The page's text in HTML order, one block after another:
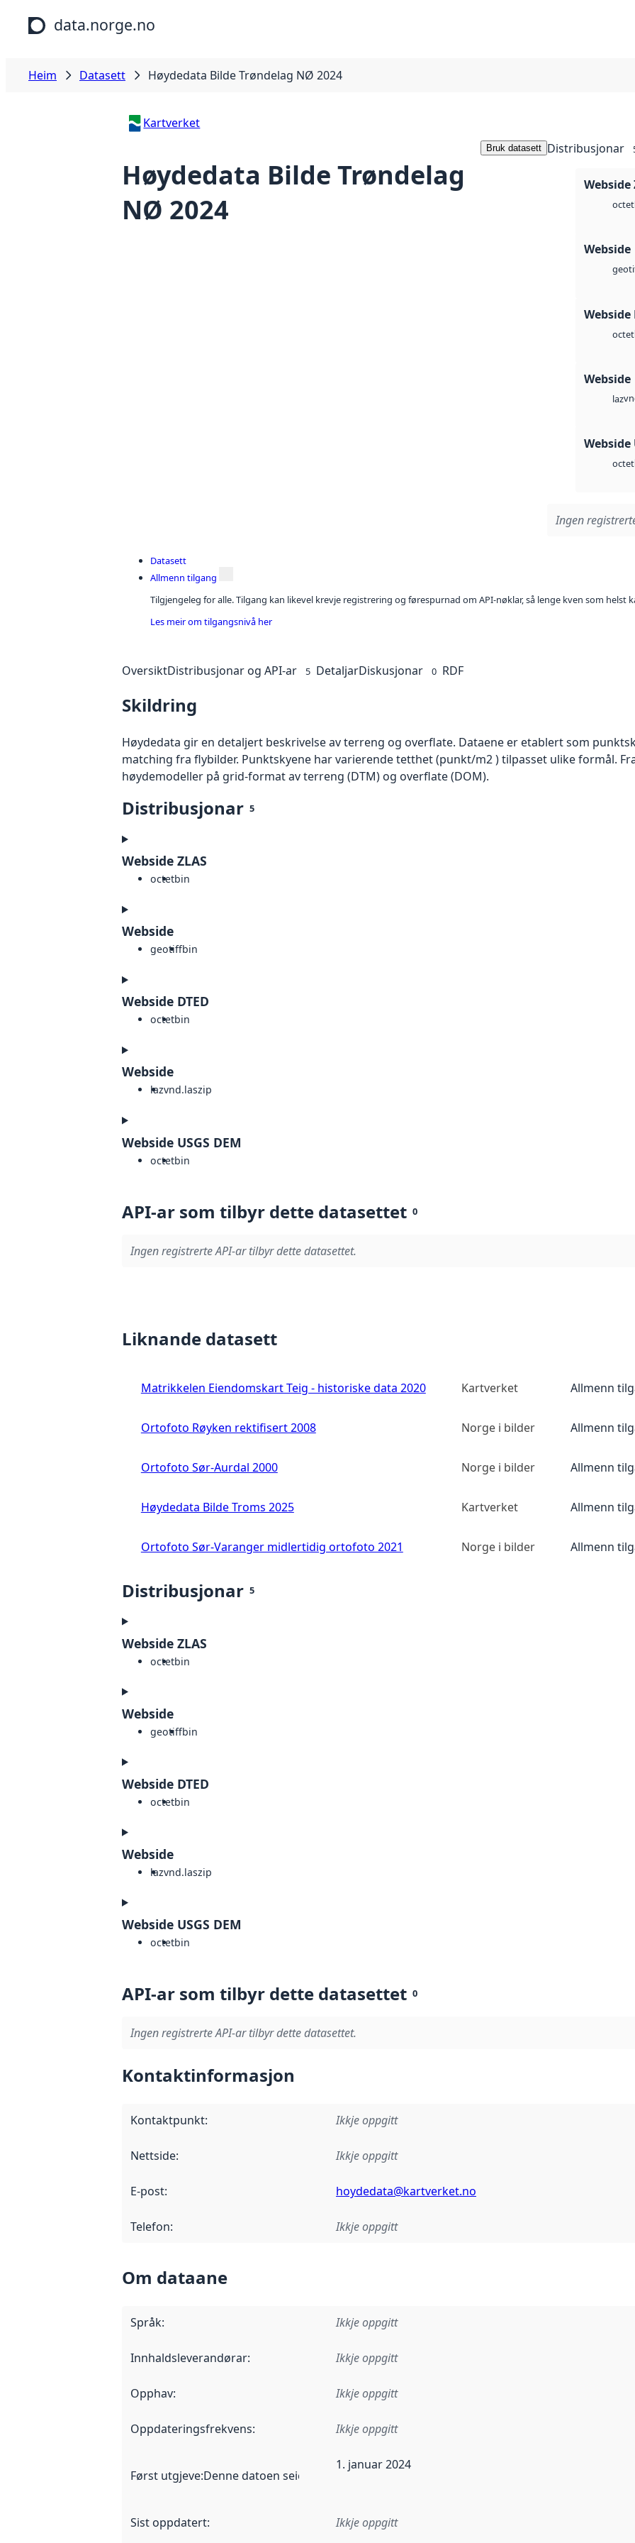
Hopp til hovudinnhald
data.norge.no
Heim Datasett Høydedata Bilde Trøndelag NØ 2024
Kartverket
Høydedata Bilde Trøndelag
NØ 2024
Bruk datasett Distribusjonar
Webside
octet
Webside
Webside
octet
Webside
laz
Webside
octet
Ingen
Datasett
Allmenn tilgang
Tilgjengeleg for alle. Tilgang kan likevel krevje registrering og førespurnad om API-nøklar, så lenge kven som helst
Les meir om tilgangsnivå her
OversiktDistribusjonar og API-ar 5 DetaljarDiskusjonar 0 RDF
Skildring
Høydedata gir en detaljert beskrivelse av terreng og overflate. Dataene er etablert som
matching fra flybilder. Punktskyene har varierende tetthet (punkt/m2 ) tilpasset ulike formål.
høydemodeller på grid-format av terreng (DTM) og overflate (DOM).
Distribusjonar 5
Webside ZLAS
octetbin
Webside
geotiffbin
Webside DTED
octetbin
Webside
lazvnd.laszip
Webside USGS DEM
octetbin
API-ar som tilbyr dette datasettet 0
Ingen registrerte API-ar tilbyr dette datasettet.
Liknande datasett
Matrikkelen Eiendomskart Teig - historiske data 2020 Kartverket Allmenn
Ortofoto Røyken rektifisert 2008 Norge i bilder Allmenn
Ortofoto Sør-Aurdal 2000 Norge i bilder Allmenn
Høydedata Bilde Troms 2025 Kartverket Allmenn
Ortofoto Sør-Varanger midlertidig ortofoto 2021 Norge i bilder Allmenn
Distribusjonar 5
Webside ZLAS
octetbin
Webside
geotiffbin
Webside DTED
octetbin
Webside
lazvnd.laszip
Webside USGS DEM
octetbin
API-ar som tilbyr dette datasettet 0
Ingen registrerte API-ar tilbyr dette datasettet.
Kontaktinformasjon
Kontaktpunkt: Ikkje oppgitt
Nettside: Ikkje oppgitt
E-post: hoydedata@kartverket.no
Telefon: Ikkje oppgitt
Om dataane
Språk: Ikkje oppgitt
Innhaldsleverandørar: Ikkje oppgitt
Opphav: Ikkje oppgitt
Oppdateringsfrekvens: Ikkje oppgitt
Først utgjeve:Denne datoen seier når dataa i dette datasettet først blei utgitt. Det kan ha
1. januar 2024
Sist oppdatert: Ikkje oppgitt